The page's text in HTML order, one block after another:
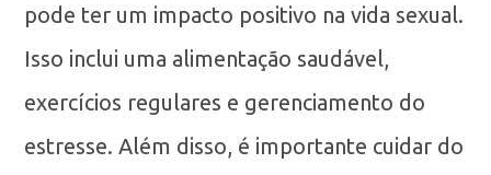
pode ter um impacto positivo na vida sexual.
Isso inclui uma alimentação saudável,
exercícios regulares e gerenciamento do
estresse. Além disso, é importante cuidar do